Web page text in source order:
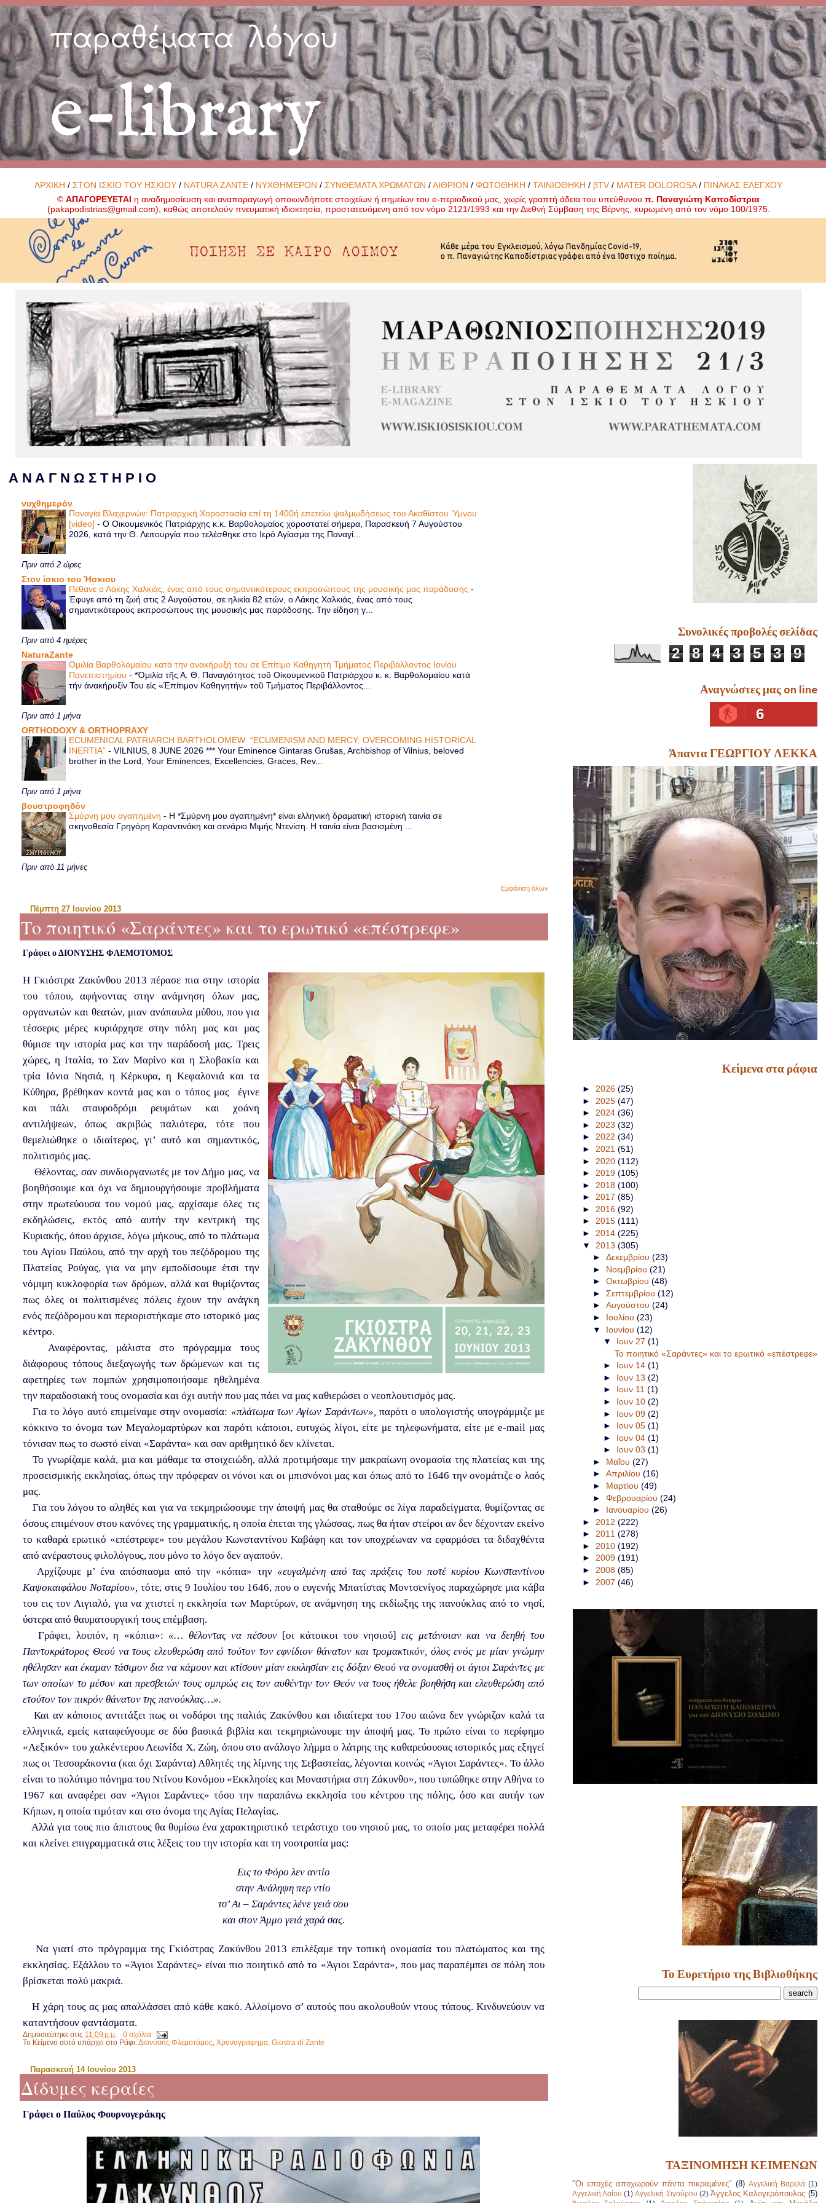
παραθέματα λόγου
e-library
ΑΡΧΙΚΗ /ΣΤΟΝ ΙΣΚΙΟ ΤΟΥ ΗΣΚΙΟΥ / NATURA ZANTE / ΝΥΧΘΗΜΕΡΟΝ /ΣΥΝΘΕΜΑΤΑ ΧΡΩΜΑΤΩΝ /ΑΙΘΡΙΟΝ /ΦΩΤΟΘΗΚΗ /ΤΑΙΝΙΟΘΗΚΗ / βTV / MATER DOLOROSA/ ΠΙΝΑΚΑΣ ΕΛΕΓΧΟΥ
©ΑΠΑΓΟΡΕΥΕΤΑΙ η αναδημοσίευση και αναπαραγωγή οποιωνδήποτε στοιχείων ή σημείων του e-περιοδικού μας, χωρίς γραπτή άδεια του υπεύθυνουπ. Παναγιώτη Καποδίστρια
(pakapodistrias@gmail.com), καθώς αποτελούν πνευματική ιδιοκτησία, προστατευόμενη από τον νόμο 2121/1993 και την Διεθνή Σύμβαση της Βέρνης, κυρωμένη από τον νόμο 100/1975.
Α Ν Α Γ Ν Ω Σ Τ Η Ρ Ι Ο
νυχθημερόν
Παναγία Βλαχερνών: Πατριαρχική Χοροστασία επί τη 1400ή επετείω ψαλμωδήσεως του Ακαθίστου Ύμνου
[video]-Ο Οικουμενικός Πατριάρχης κ.κ. Βαρθολομαίος χοροστατεί σήμερα, Παρασκευή 7 Αυγούστου
2026, κατά την Θ. Λειτουργία που τελέσθηκε στο Ιερό Αγίασμα της Παναγί...
Πριν από 2 ώρες
Στον ίσκιο του Ήσκιου
Πέθανε ο Λάκης Χαλκιάς, ένας από τους σημαντικότερους εκπροσώπους της μουσικής μας παράδοσης-
Έφυγε από τη ζωή στις 2 Αυγούστου, σε ηλικία 82 ετών, ο Λάκης Χαλκιάς, ένας από τους
σημαντικότερους εκπροσώπους της μουσικής μας παράδοσης. Την είδηση γ...
Πριν από 4 ημέρες
NaturaZante
Ομιλία Βαρθολομαίου κατά την ανακήρυξή του σε Επίτιμο Καθηγητή Τμήματος Περιβάλλοντος Ιονίου
Πανεπιστημίου-*Ὁμιλία τῆς Α. Θ. Παναγιότητος τοῦ Οἰκουμενικοῦ Πατριάρχου κ. κ. Βαρθολομαίου κατά
τήν ἀνακήρυξίν Του εἰς «Ἐπίτιμον Καθηγητήν» τοῦ Τμήματος Περιβάλλοντος...
Πριν από 1 μήνα
ORTHODOXY & ORTHOPRAXY
ECUMENICAL PATRIARCH BARTHOLOMEW: “ECUMENISM AND MERCY: OVERCOMING HISTORICAL
INERTIA”-VILNIUS, 8 JUNE 2026 *** Your Eminence Gintaras Grušas, Archbishop of Vilnius, beloved
brother in the Lord, Your Eminences, Excellencies, Graces, Rev...
Πριν από 1 μήνα
βουστροφηδόν
Σμύρνη μου αγαπημένη- Η *Σμύρνη μου αγαπημένη* είναι ελληνική δραματική ιστορική ταινία σε
σκηνοθεσία Γρηγόρη Καραντινάκη και σενάριο Μιμής Ντενίση. Η ταινία είναι βασισμένη ...
Πριν από 11 μήνες
Εμφάνιση όλων
Πέμπτη 27 Ιουνίου 2013
Το ποιητικό «Σαράντες» και το ερωτικό «επέστρεφε»
Γράφει ο ΔΙΟΝΥΣΗΣ ΦΛΕΜΟΤΟΜΟΣ
Η Γκιόστρα Ζακύνθου 2013 πέρασε πια στην ιστορία
του τόπου, αφήνοντας στην ανάμνηση όλων μας,
οργανωτών και θεατών, μιαν ανάπαυλα μύθου, που για
τέσσερις μέρες κυριάρχησε στην πόλη μας και μας
θύμισε την ιστορία μας και την παράδοσή μας. Τρεις
χώρες, η Ιταλία, το Σαν Μαρίνο και η Σλοβακία και
τρία Ιόνια Νησιά, η Κέρκυρα, η Κεφαλονιά και τα
Κύθηρα, βρέθηκαν κοντά μας και ο τόπος μας έγινε
και πάλι σταυροδρόμι ρευμάτων και χοάνη
αντιλήψεων, όπως ακριβώς παλιότερα, τότε που
θεμελιώθηκε ο ιδιαίτερος, γι’ αυτό και σημαντικός,
πολιτισμός μας.
Θέλοντας, σαν συνδιοργανωτές με τον Δήμο μας, να
βοηθήσουμε και όχι να δημιουργήσουμε προβλήματα
στην πρωτεύουσα του νομού μας, αρχίσαμε όλες τις
εκδηλώσεις, εκτός από αυτήν την κεντρική της
Κυριακής, όπου άρχισε, λόγω μήκους, από το πλάτωμα
του Αγίου Παύλου, από την αρχή του πεζόδρομου της
Πλατείας Ρούγας, για να μην εμποδίσουμε έτσι την
νόμιμη κυκλοφορία των δρόμων, αλλά και θυμίζοντας
πως όλες οι πολιτισμένες πόλεις έχουν την ανάγκη
ενός πεζόδρομου και περιοριστήκαμε στο ιστορικό μας
κέντρο.
Αναφέροντας, μάλιστα στο πρόγραμμα τους
διάφορους τόπους διεξαγωγής των δρώμενων και τις
αφετηρίες των πομπών χρησιμοποιήσαμε ηθελημένα
την παραδοσιακή τους ονομασία και όχι αυτήν που μας πάει να μας καθιερώσει ο νεοπλουτισμός μας.
Για το λόγο αυτό επιμείναμε στην ονομασία: «πλάτωμα των Αγίων Σαράντων», παρότι ο υπολογιστής υπογράμμιζε με
κόκκινο το όνομα των Μεγαλομαρτύρων και παρότι κάποιοι, ευτυχώς λίγοι, είτε με τηλεφωνήματα, είτε με e-mail μας
τόνισαν πως το σωστό είναι «Σαράντα» και σαν αριθμητικό δεν κλίνεται.
Το γνωρίζαμε καλά, μια και μάθαμε τα στοιχειώδη, αλλά προτιμήσαμε την μακραίωνη ονομασία της πλατείας και της
προσεισμικής εκκλησίας, όπως την πρόφεραν οι νόνοι και οι μπισνόνοι μας και όπως από το 1646 την ονομάτιζε ο λαός
μας.
Για του λόγου το αληθές και για να τεκμηριώσουμε την άποψή μας θα σταθούμε σε λίγα παραδείγματα, θυμίζοντας σε
όσους επιμένουν στου κανόνες της γραμματικής, η οποία έπεται της γλώσσας, πως θα ήταν στείροι αν δεν δέχονταν εκείνο
το καθαρά ερωτικό «επέστρεφε» του μεγάλου Κωνσταντίνου Καβάφη και τον υποχρέωναν να εφαρμόσει τα διδαχθέντα
από ανέραστους φιλολόγους, που μόνο το λόγο δεν αγαπούν.
Αρχίζουμε μ’ ένα απόσπασμα από την «κόπια» την «ευγαλμένη από τας πράξεις του ποτέ κυρίου Κωνσταντίνου
Καψοκαιφάλου Νοταρίου», τότε, στις 9 Ιουλίου του 1646, που ο ευγενής Μπατίστας Μοντσενίγος παραχώρησε μια κάβα
του εις τον Αιγιαλό, για να χτιστεί η εκκλησία των Μαρτύρων, σε ανάμνηση της εκδίωξης της πανούκλας από το νησί,
ύστερα από θαυματουργική τους επέμβαση.
Γράφει, λοιπόν, η «κόπια»: «… θέλοντας να πέσουν[οι κάτοικοι του νησιού]εις μετάνοιαν και να δεηθή του
Παντοκράτορος Θεού να τους ελευθερώση από τούτον τον εφνίδιον θάνατον και τρομακτικόν, όλος ενός με μίαν γνώμην
ηθέλησαν και έκαμαν τάσιμον δια να κάμουν και κτίσουν μίαν εκκλησίαν εις δόξαν Θεού να ονομασθή οι άγιοι Σαράντες με
των οποίων το μέσον και πρεσβειών τους ομπρώς εις τον αυθέντην τον Θεόν να τους ήθελε βοηθήση και ελευθερώση από
ετούτον τον πικρόν θάνατον της πανούκλας…».
Και αν κάποιος αντιτάξει πως οι νοδάροι της παλιάς Ζακύνθου και ιδιαίτερα του 17ου αιώνα δεν γνώριζαν καλά τα
ελληνικά, εμείς καταφεύγουμε σε δύο βασικά βιβλία και τεκμηριώνουμε την άποψή μας. Το πρώτο είναι το περίφημο
«Λεξικόν» του χαλκέντερου Λεωνίδα Χ. Ζώη, όπου στο ανάλογο λήμμα ο λάτρης της καθαρεύουσας ιστορικός μας εξηγεί
πως οι Τεσσαράκοντα (και όχι Σαράντα) Αθλητές της λίμνης της Σεβαστείας, λέγονται κοινώς «Άγιοι Σαράντες». Το άλλο
είναι το πολύτιμο πόνημα του Ντίνου Κονόμου «Εκκλησίες και Μοναστήρια στη Ζάκυνθο», που τυπώθηκε στην Αθήνα το
1967 και αναφέρει σαν «Άγιοι Σαράντες» τόσο την παραπάνω εκκλησία του κέντρου της πόλης, όσο και αυτήν των
Κήπων, η οποία τιμόταν και στο όνομα της Αγίας Πελαγίας.
Αλλά για τους πιο άπιστους θα θυμίσω ένα χαρακτηριστικό τετράστιχο του νησιού μας, το οποίο μας μεταφέρει πολλά
και κλείνει επιγραμματικά στις λέξεις του την ιστορία και τη νοοτροπία μας:
Εις το Φόρο λεν αντίο
στην Ανάληψη περ ντίο
τσ’ Αι – Σαράντες λένε γειά σου
και στον Άμμο γειά χαρά σας.
Να γιατί στο πρόγραμμα της Γκιόστρας Ζακύνθου 2013 επιλέξαμε την τοπική ονομασία του πλατώματος και της
εκκλησίας. Εξάλλου το «Άγιοι Σαράντες» είναι πιο ποιητικό από το «Άγιοι Σαράντα», που μας παραπέμπει σε πόλη που
βρίσκεται πολύ μακριά.
Η χάρη τους ας μας απαλλάσσει από κάθε κακό. Αλλοίμονο σ’ αυτούς που ακολουθούν ντους τύπους. Κινδυνεύουν να
καταντήσουν φαντάσματα.
Δημοσιεύτηκε στις 11:09 μ.μ.
0 σχόλια
Το Κείμενο αυτό υπάρχει στο Ράφι:Διονύσης Φλεμοτόμος Χρονογράφημα, Giostra di Zante
Παρασκευή 14 Ιουνίου 2013
Δίδυμες κεραίες
Γράφει ο Παύλος Φουρνογεράκης
Συνολικές προβολές σελίδας
2 8 4 3 5 3 9
Αναγνώστες μας on line
6
Άπαντα ΓΕΩΡΓΙΟΥ ΛΕΚΚΑ
Κείμενα στα ράφια
► 2026 (25)
► 2025 (47)
► 2024 (36)
► 2023 (32)
► 2022 (34)
► 2021 (51)
► 2020 (112)
► 2019 (105)
► 2018 (100)
► 2017 (85)
► 2016 (92)
► 2015 (111)
► 2014 (225)
▼ 2013 (305)
► Δεκεμβρίου (23)
► Νοεμβρίου (21)
► Οκτωβρίου (48)
► Σεπτεμβρίου (12)
► Αυγούστου (24)
► Ιουλίου (23)
▼ Ιουνίου (12)
▼ Ιουν 27(1)
Το ποιητικό «Σαράντες» και το ερωτικό «επέστρεφε»
► Ιουν 14(1)
► Ιουν 13(2)
► Ιουν 11(1)
► Ιουν 10(2)
► Ιουν 09(2)
► Ιουν 05(1)
► Ιουν 04(1)
► Ιουν 03(1)
► Μαΐου (27)
► Απριλίου (16)
► Μαρτίου (49)
► Φεβρουαρίου (24)
► Ιανουαρίου (26)
► 2012 (222)
► 2011 (278)
► 2010 (192)
► 2009 (191)
► 2008 (85)
► 2007 (46)
Το Ευρετήριο της Βιβλιοθήκης
ΤΑΞΙΝΟΜΗΣΗ ΚΕΙΜΕΝΩΝ
"Οι εποχές αποχωρούν πάντα πικραμένες" (8) Αγγελική Βαρελά (1)
Αγγελική Λαΐου (1) Αγγελική Σιγούρου (2) Άγγελος Καλογερόπουλος (5)